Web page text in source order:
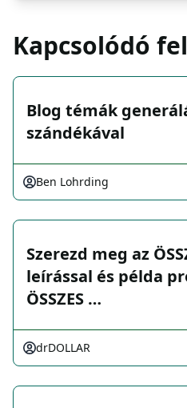
Kapcsolódó
Blog témák
szándékával
Ben Lohrding
Szerezd meg az
leírással és példa
ÖSSZES …
drDOLLAR